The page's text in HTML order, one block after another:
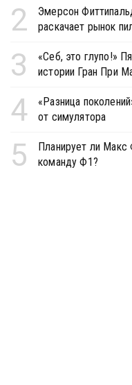
2
Эмерсон
раскачает рынок
3
«Себ, это глупо!»
истории Гран При
4
«Разница
от симулятора
5
Планирует ли Макс
команду Ф1?